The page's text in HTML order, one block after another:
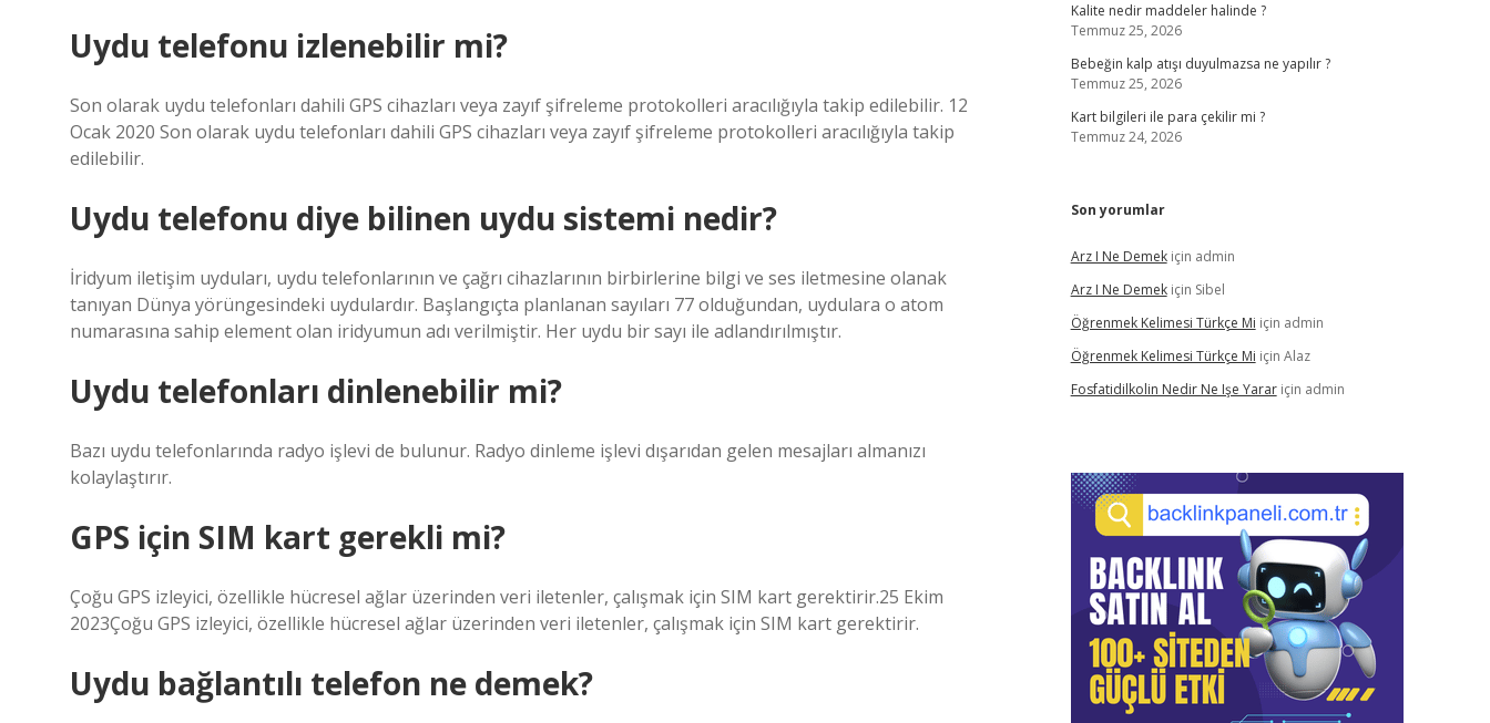
Uydu telefonu izlenebilir mi?
Son olarak uydu telefonları dahili GPS cihazları veya zayıf şifreleme protokolleri aracılığıyla takip edilebilir. 12
Ocak 2020 Son olarak uydu telefonları dahili GPS cihazları veya zayıf şifreleme protokolleri aracılığıyla takip
edilebilir.
Uydu telefonu diye bilinen uydu sistemi nedir?
İridyum iletişim uyduları, uydu telefonlarının ve çağrı cihazlarının birbirlerine bilgi ve ses iletmesine olanak
tanıyan Dünya yörüngesindeki uydulardır. Başlangıçta planlanan sayıları 77 olduğundan, uydulara o atom
numarasına sahip element olan iridyumun adı verilmiştir. Her uydu bir sayı ile adlandırılmıştır.
Uydu telefonları dinlenebilir mi?
Bazı uydu telefonlarında radyo işlevi de bulunur. Radyo dinleme işlevi dışarıdan gelen mesajları almanızı
kolaylaştırır.
GPS için SIM kart gerekli mi?
Çoğu GPS izleyici, özellikle hücresel ağlar üzerinden veri iletenler, çalışmak için SIM kart gerektirir.25 Ekim
2023Çoğu GPS izleyici, özellikle hücresel ağlar üzerinden veri iletenler, çalışmak için SIM kart gerektirir.
Uydu bağlantılı telefon ne demek?
Kalite nedir maddeler halinde ?
Temmuz 25, 2026
Bebeğin kalp atışı duyulmazsa ne yapılır ?
Temmuz 25, 2026
Kart bilgileri ile para çekilir mi ?
Temmuz 24, 2026
Son yorumlar
Arz I Ne Demekiçin admin
Arz I Ne Demekiçin Sibel
Öğrenmek Kelimesi Türkçe Mi için admin
Öğrenmek Kelimesi Türkçe Mi için Alaz
Fosfatidilkolin Nedir Ne Işe Yarariçin admin